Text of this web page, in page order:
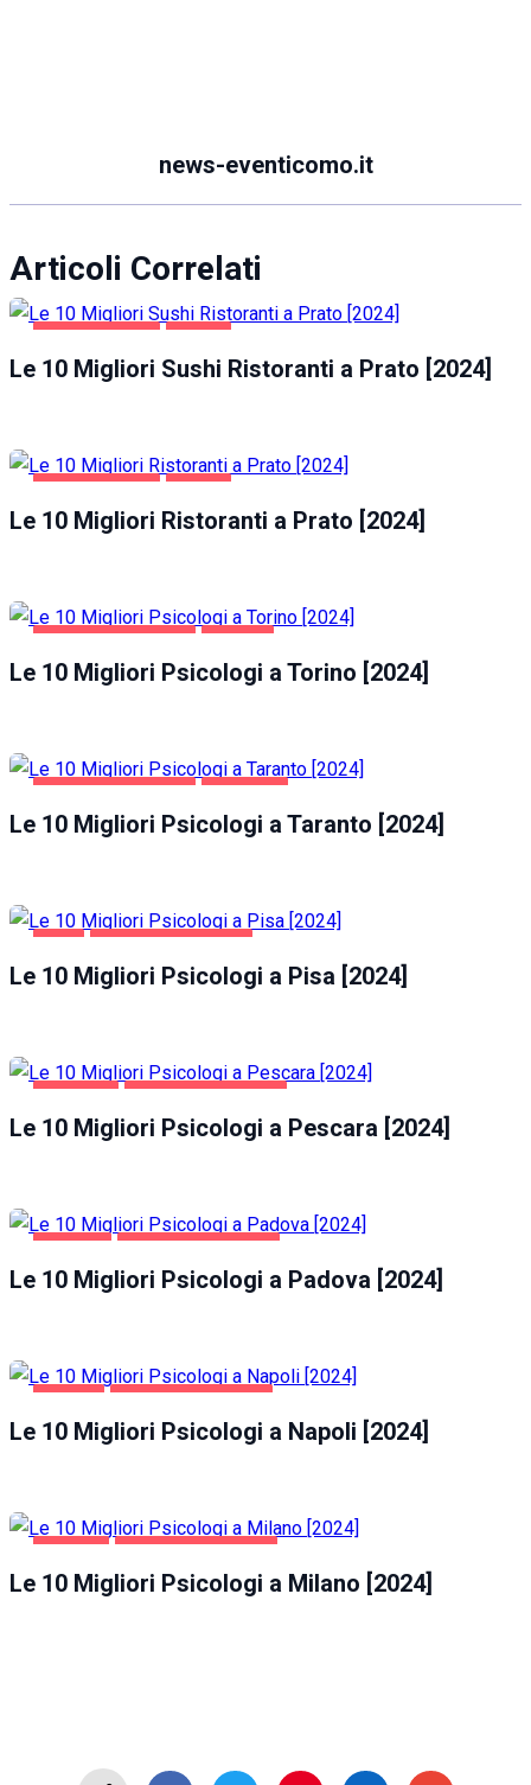
news-eventicomo.it
Articoli Correlati
Le 10 Migliori Sushi Ristoranti a Prato [2024]
Le 10 Migliori Ristoranti a Prato [2024]
Le 10 Migliori Psicologi a Torino [2024]
Le 10 Migliori Psicologi a Taranto [2024]
Le 10 Migliori Psicologi a Pisa [2024]
Le 10 Migliori Psicologi a Pescara [2024]
Le 10 Migliori Psicologi a Padova [2024]
Le 10 Migliori Psicologi a Napoli [2024]
Le 10 Migliori Psicologi a Milano [2024]